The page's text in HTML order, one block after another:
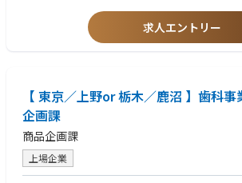
求人エントリー
【 東京／上野or 栃木／鹿沼 】歯科
企画課
商品企画課
上場企業